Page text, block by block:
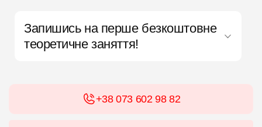
Запишись на перше безкоштовне
теоретичне заняття!
+38 073 602 98 82